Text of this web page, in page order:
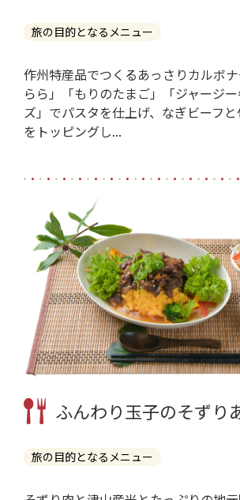
旅の目的となるメニュー
作州特産品でつくるあっさりカルボ
らら」「もりのたまご」「ジャージ
ズ」でパスタを仕上げ、なぎビーフ
をトッピングし...
ふんわり玉子のそずり
旅の目的となるメニュー